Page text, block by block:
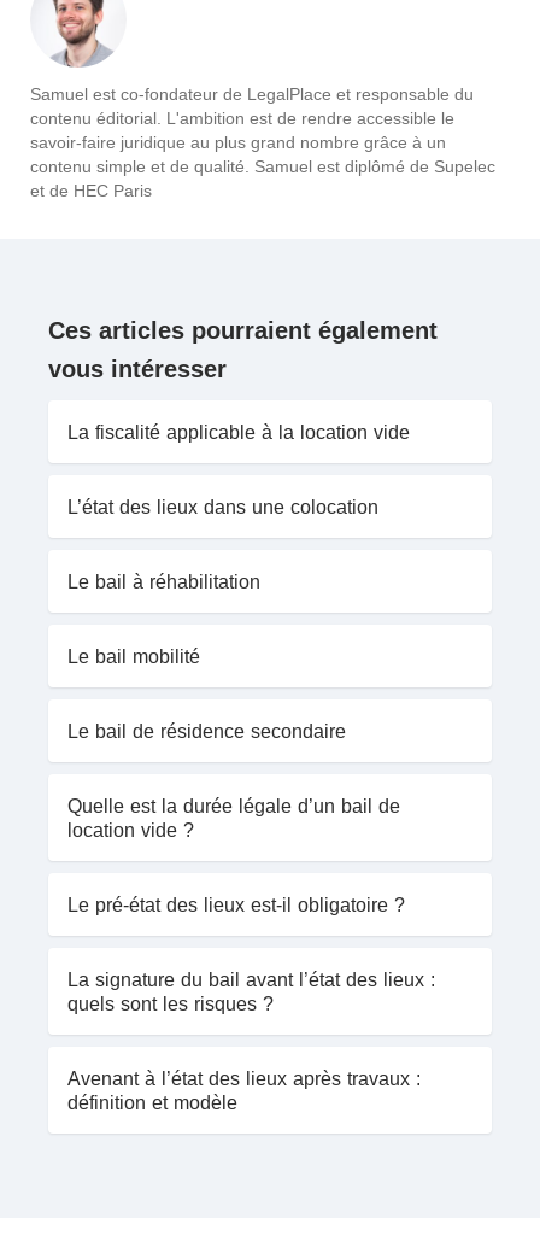
Samuel est co-fondateur de LegalPlace et responsable du
contenu éditorial. L'ambition est de rendre accessible le
savoir-faire juridique au plus grand nombre grâce à un
contenu simple et de qualité. Samuel est diplômé de Supelec
et de HEC Paris
Ces articles pourraient également
vous intéresser
La fiscalité applicable à la location vide
L’état des lieux dans une colocation
Le bail à réhabilitation
Le bail mobilité
Le bail de résidence secondaire
Quelle est la durée légale d’un bail de
location vide ?
Le pré-état des lieux est-il obligatoire ?
La signature du bail avant l’état des lieux :
quels sont les risques ?
Avenant à l’état des lieux après travaux :
définition et modèle